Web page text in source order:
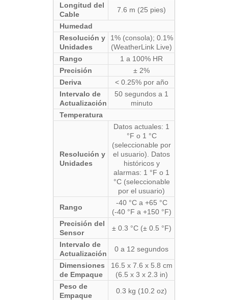
Longitud del
Cable
7.6 m (25 pies)
Humedad
Resolución y
Unidades
1% (consola); 0.1%
(WeatherLink Live)
Rango
1 a 100% HR
Precisión
± 2%
Deriva
< 0.25% por año
Intervalo de
Actualización
50 segundos a 1
minuto
Temperatura
Resolución y
Unidades
Datos actuales: 1
°F o 1 °C
(seleccionable por
el usuario). Datos
históricos y
alarmas: 1 °F o 1
°C (seleccionable
por el usuario)
Rango
-40 °C a +65 °C
(-40 °F a +150 °F)
Precisión del
Sensor
± 0.3 °C (± 0.5 °F)
Intervalo de
Actualización
0 a 12 segundos
Dimensiones
de Empaque
16.5 x 7.6 x 5.8 cm
(6.5 x 3 x 2.3 in)
Peso de
Empaque
0.3 kg (10.2 oz)